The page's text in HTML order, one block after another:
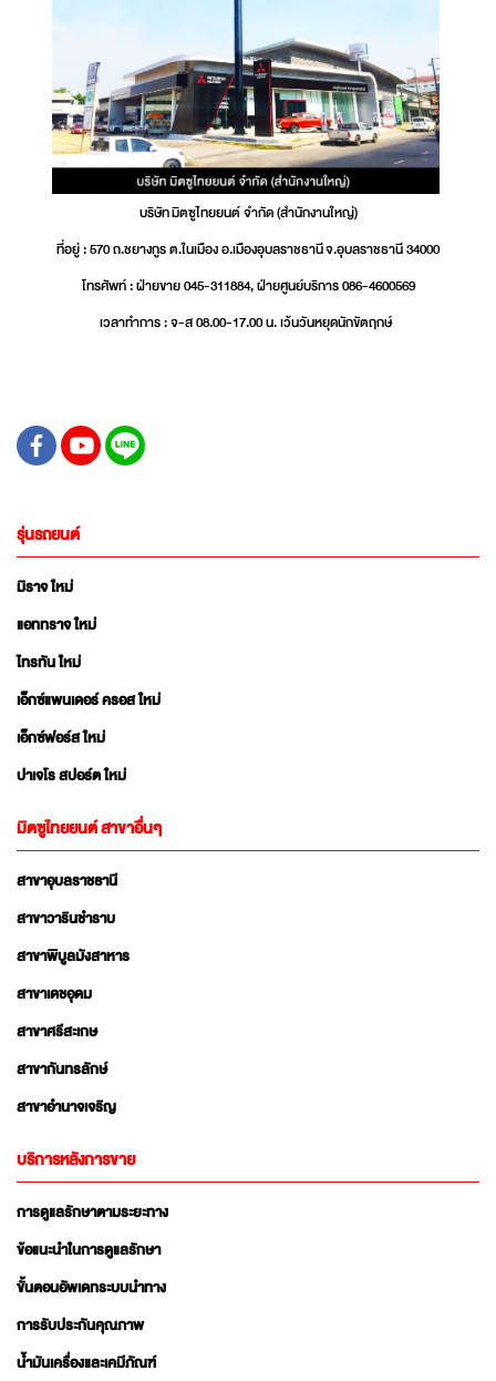
บริษัท มิตซูไทยยนต์ จำกัด (สำนักงานใหญ่)
ที่อยู่ : 570 ถ.ชยางกูร ต.ในเมือง อ.เมืองอุบลราชธานี จ.อุบลราชธานี 34000
โทรศัพท์ : ฝ่ายขาย 045-311884, ฝ่ายศูนย์บริการ 086-4600569
เวลาทำการ : จ-ส 08.00-17.00 น. เว้นวันหยุดนักขัตฤกษ์
รุ่นรถยนต์
มิราจ ใหม่
แอททราจ ใหม่
ไทรทัน ใหม่
เอ็กซ์แพนเดอร์ ครอส ใหม่
เอ็กซ์ฟอร์ส ใหม่
ปาเจโร สปอร์ต ใหม่
มิตซูไทยยนต์ สาขาอื่นๆ
สาขาอุบลราชธานี
สาขาวารินชำราบ
สาขาพิบูลมังสาหาร
สาขาเดชอุดม
สาขาศรีสะเกษ
สาขากันทรลักษ์
สาขาอำนาจเจริญ
บริการหลังการขาย
การดูแลรักษาตามระยะทาง
ข้อแนะนำในการดูแลรักษา
ขั้นตอนอัพเดทระบบนำทาง
การรับประกันคุณภาพ
น้ำมันเครื่องและเคมีภัณฑ์